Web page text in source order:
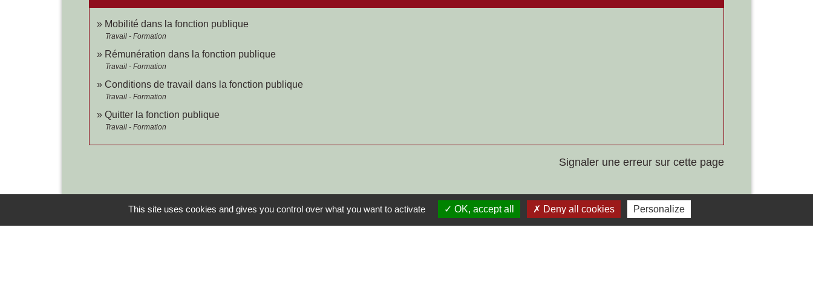
Mobilité dans la fonction publique
Travail - Formation
Rémunération dans la fonction publique
Travail - Formation
Conditions de travail dans la fonction publique
Travail - Formation
Quitter la fonction publique
Travail - Formation
Signaler une erreur sur cette page
This site uses cookies and gives you control over what you want to activate OK, accept all Deny all cookies Personalize